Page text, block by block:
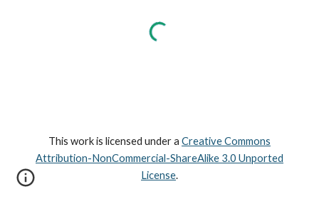
This work is licensed under a Creative Commons
Attribution-NonCommercial-ShareAlike 3.0 Unported
License.